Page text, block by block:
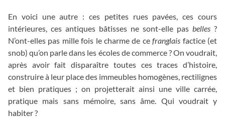
En voici une autre : ces petites rues pavées, ces cours
intérieures, ces antiques bâtisses ne sont-elle pas belles ?
N’ont-elles pas mille fois le charme de cefranglais factice (et
snob) qu’on parle dans les écoles de commerce ? On voudrait,
après avoir fait disparaître toutes ces traces d’histoire,
construire à leur place des immeubles homogènes, rectilignes
et bien pratiques ; on projetterait ainsi une ville carrée,
pratique mais sans mémoire, sans âme. Qui voudrait y
habiter ?